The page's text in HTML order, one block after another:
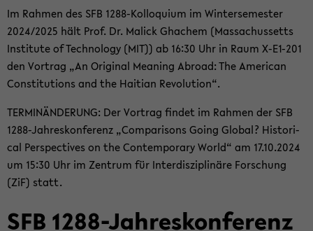
Im Rah­men des SFB 1288-​Kolloquium im Win­ter­se­mes­ter
2024/2025 hält Prof. Dr. Malick Gha­chem (Mas­sa­chus­setts
In­sti­tu­te of Tech­no­lo­gy (MIT)) ab 16:30 Uhr in Raum X-​E1-201
den Vor­trag „An Ori­gi­nal Me­a­ning Ab­road: The Ame­ri­can
Con­sti­tu­ti­ons and the Hai­ti­an Re­vo­lu­ti­on“.
TER­MIN­ÄN­DE­RUNG: Der Vor­trag fin­det im Rah­men der SFB
1288-​Jahreskonferenz „Com­pa­ri­sons Going Glo­bal? His­to­ri­
cal Per­spec­ti­ves on the Con­tem­pora­ry World“ am 17.10.2024
um 15:30 Uhr im Zen­trum für In­ter­dis­zi­pli­nä­re For­schung
(ZiF) statt.
SFB 1288-​Jahreskonferenz